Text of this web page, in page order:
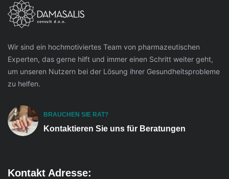
Wir sind ein hochmotiviertes Team von pharmazeutischen
Experten, das gerne hilft und immer einen Schritt weiter geht,
um unseren Nutzern bei der Lösung ihrer Gesundheitsprobleme
zu helfen.
BRAUCHEN SIE RAT?
Kontaktieren Sie uns für Beratungen
Kontakt Adresse: